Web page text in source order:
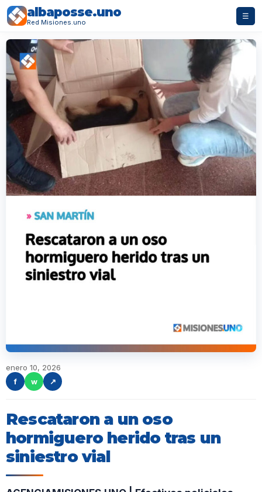
albaposse.uno
Red Misiones.uno
☰
enero 10, 2026
f
w ↗
Rescataron a un oso
hormiguero herido tras un
siniestro vial